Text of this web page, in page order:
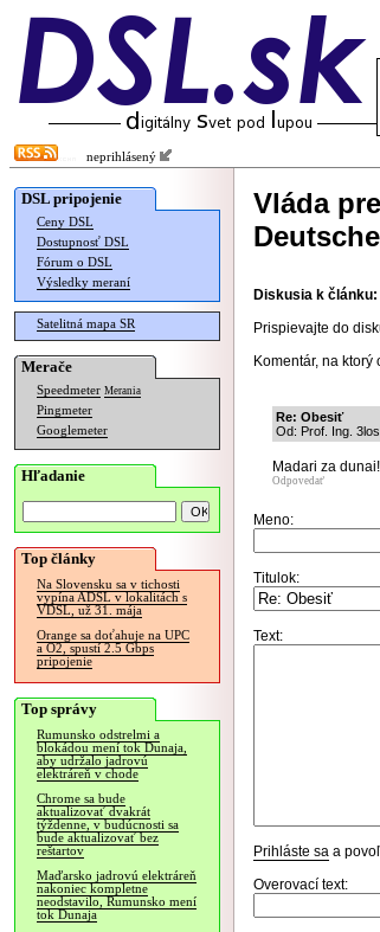
neprihlásený
DSL pripojenie
Ceny DSL
Dostupnosť DSL
Fórum o DSL
Výsledky meraní
Satelitná mapa SR
Merače
Speedmeter Merania
Pingmeter
Googlemeter
Hľadanie
Top články
Na Slovensku sa v tichosti
vypína ADSL v lokalitách s
VDSL, už 31. mája
Orange sa doťahuje na UPC
a O2, spustí 2.5 Gbps
pripojenie
Top správy
Rumunsko odstrelmi a
blokádou mení tok Dunaja,
aby udržalo jadrovú
elektráreň v chode
Chrome sa bude
aktualizovať dvakrát
týždenne, v budúcnosti sa
bude aktualizovať bez
reštartov
Maďarsko jadrovú elektráreň
nakoniec kompletne
neodstavilo, Rumunsko mení
tok Dunaja
Vláda
Diskusia k článku:
Prispievajte do
Komentár, na ktorý
Re: Obesiť
Od: Prof. Ing.
Madari za dunai!
Odpovedať
Meno:
Titulok:
Text:
Prihláste sa a
Overovací text: